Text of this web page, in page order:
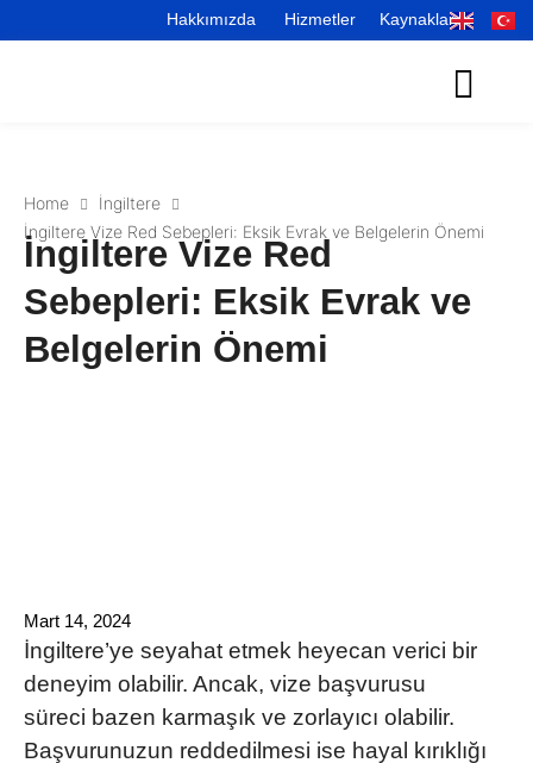
Hakkımızda Hizmetler Kaynaklar
Home
İngiltere
İngiltere Vize Red Sebepleri: Eksik Evrak ve Belgelerin Önemi
İngiltere Vize Red
Sebepleri: Eksik Evrak ve
Belgelerin Önemi
Mart 14, 2024
İngiltere’ye seyahat etmek heyecan verici bir
deneyim olabilir. Ancak, vize başvurusu
süreci bazen karmaşık ve zorlayıcı olabilir.
Başvurunuzun reddedilmesi ise hayal kırıklığı